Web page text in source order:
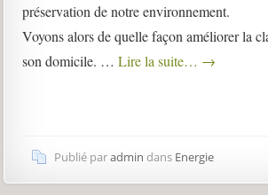
préservation de notre environnement.
Voyons alors de quelle façon améliorer la
son domicile. …Lire la suite… →
Publié paradmin dans Energie